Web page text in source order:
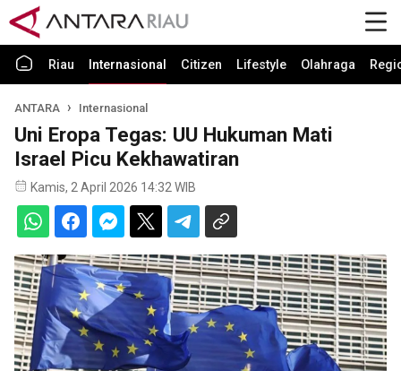
Riau Internasional Citizen Lifestyle Olahraga
ANTARA Internasional
Uni Eropa Tegas: UU Hukuman Mati
Israel Picu Kekhawatiran
Kamis, 2 April 2026 14:32 WIB